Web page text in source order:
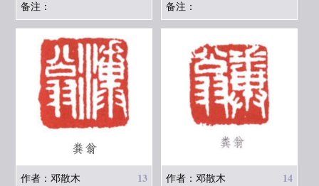
备注：
备注：
13
作者：邓散木
14
作者：邓散木